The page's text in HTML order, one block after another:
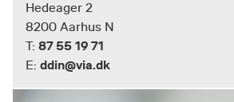
Hedeager 2
8200 Aarhus N
T: 87 55 19 71
E: ddin@via.dk